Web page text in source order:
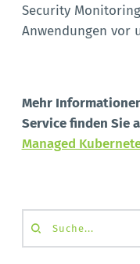
Security
Anwendungen vor
Mehr
Service finden Sie
Managed
Suche...